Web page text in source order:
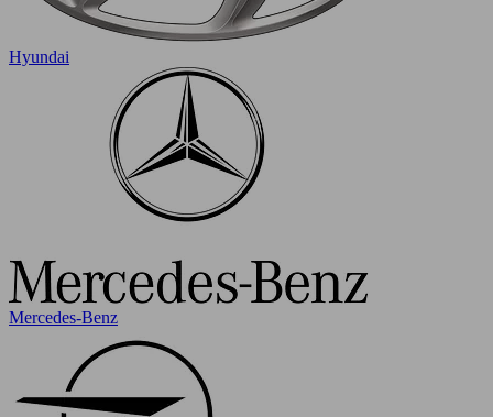
Hyundai
Mercedes-Benz